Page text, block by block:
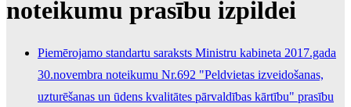
noteikumu prasību izpildei
Piemērojamo standartu saraksts Ministru kabineta 2017.gada
30.novembra noteikumu Nr.692 "Peldvietas izveidošanas,
uzturēšanas un ūdens kvalitātes pārvaldības kārtību" prasību